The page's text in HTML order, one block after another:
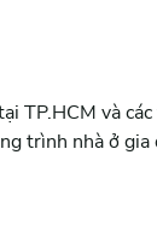
TP.HCM và
trình nhà ở